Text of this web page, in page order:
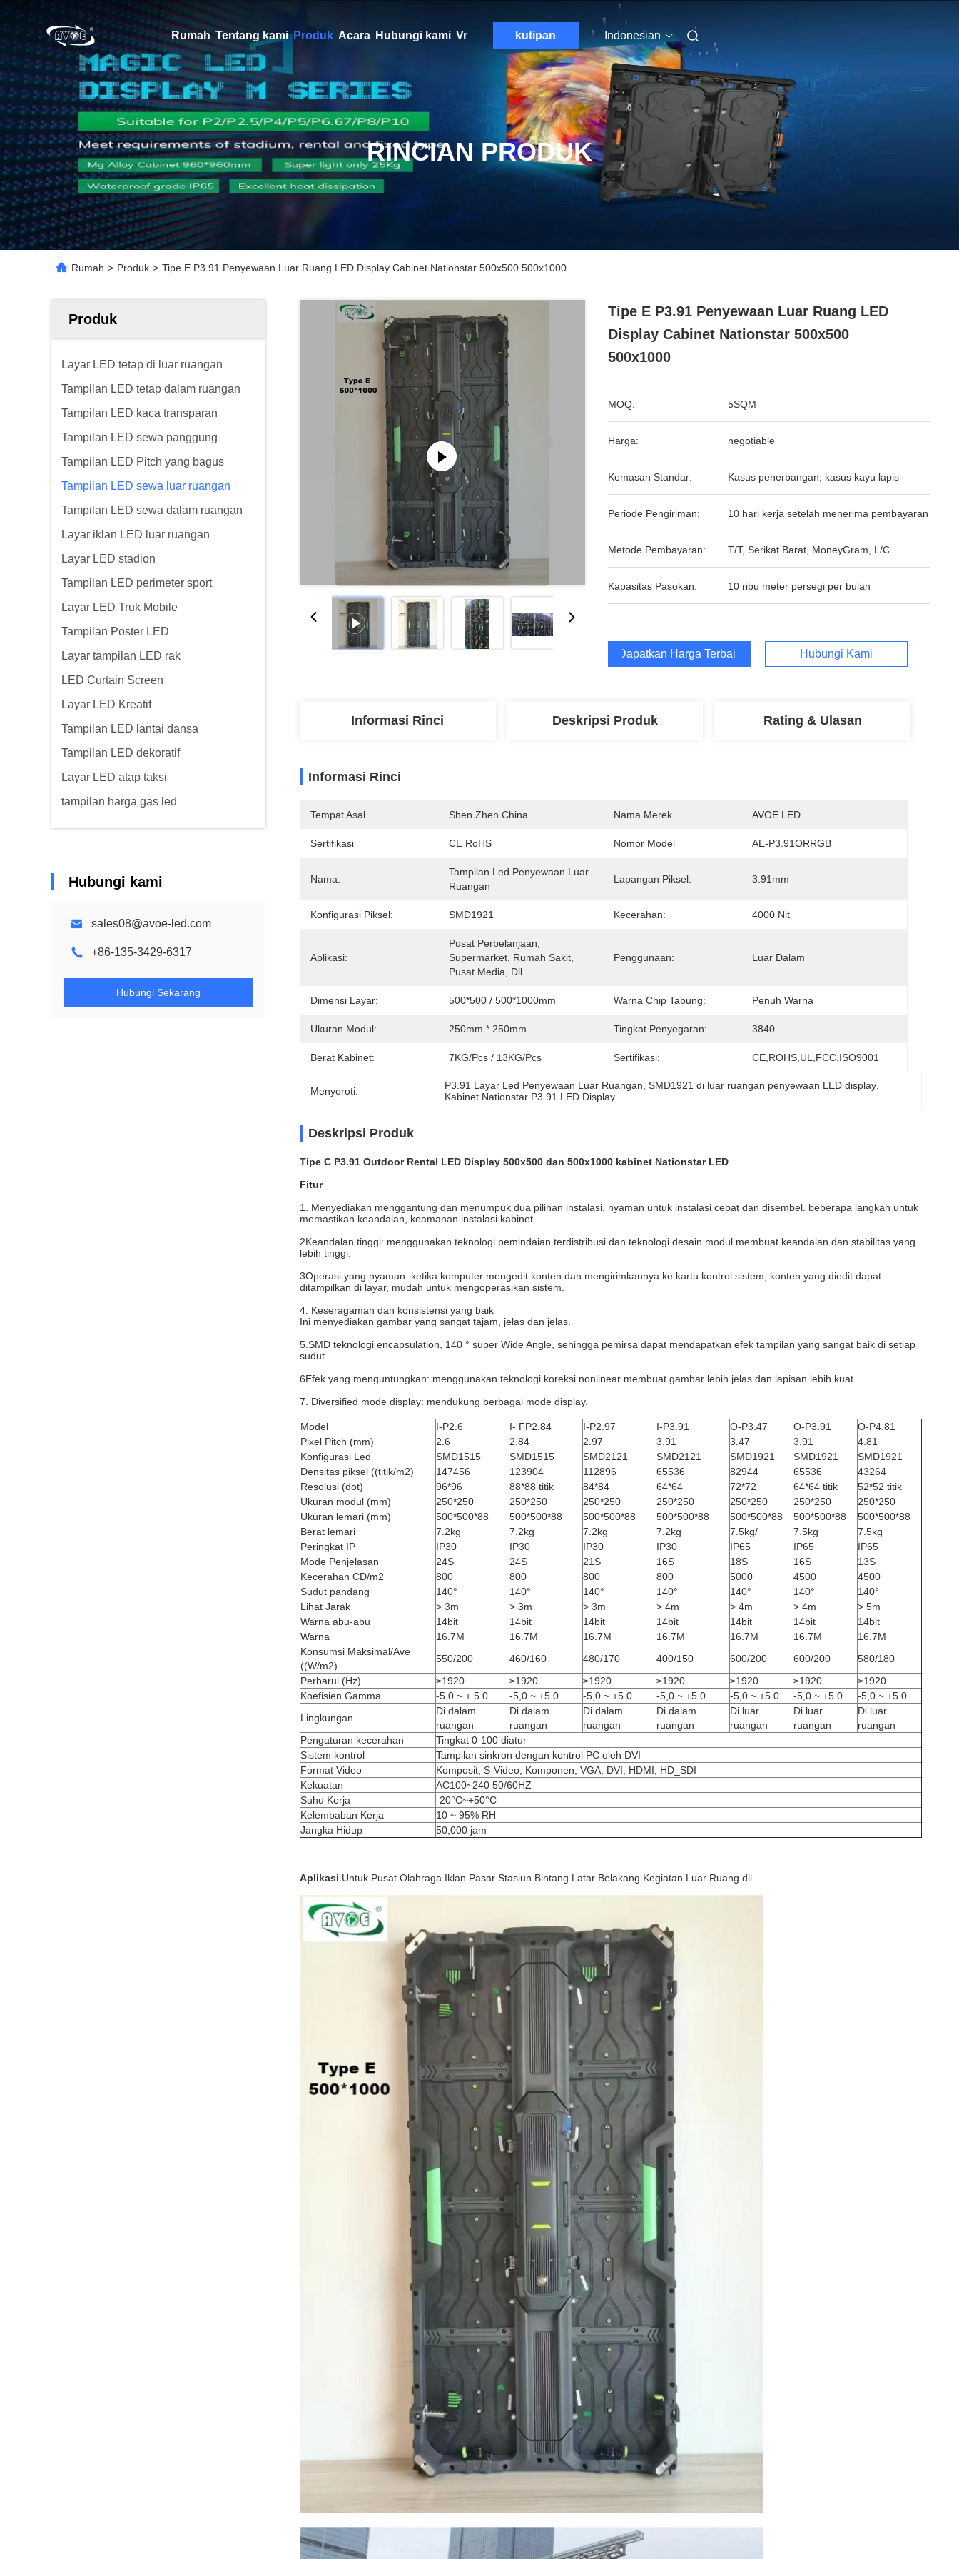
Rumah Tentang kami Produk Acara Hubungi kami Vr kutipan Indonesian
RINCIAN PRODUK
Rumah > Produk > Tipe E P3.91 Penyewaan Luar Ruang LED Display Cabinet Nationstar 500x500 500x1000
Produk
Layar LED tetap di luar ruangan
Tampilan LED tetap dalam ruangan
Tampilan LED kaca transparan
Tampilan LED sewa panggung
Tampilan LED Pitch yang bagus
Tampilan LED sewa luar ruangan
Tampilan LED sewa dalam ruangan
Layar iklan LED luar ruangan
Layar LED stadion
Tampilan LED perimeter sport
Layar LED Truk Mobile
Tampilan Poster LED
Layar tampilan LED rak
LED Curtain Screen
Layar LED Kreatif
Tampilan LED lantai dansa
Tampilan LED dekoratif
Layar LED atap taksi
tampilan harga gas led
Hubungi kami
sales08@avoe-led.com
+86-135-3429-6317
Hubungi Sekarang
Tipe E P3.91 Penyewaan Luar Ruang LED
Display Cabinet Nationstar 500x500
500x1000
MOQ: 5SQM
Harga: negotiable
Kemasan Standar: Kasus penerbangan, kasus kayu lapis
Periode Pengiriman: 10 hari kerja setelah menerima pembayaran
Metode Pembayaran: T/T, Serikat Barat, MoneyGram, L/C
Kapasitas Pasokan: 10 ribu meter persegi per bulan
Dapatkan Harga Terbaik Hubungi Kami
Informasi Rinci Deskripsi Produk Rating & Ulasan
Informasi Rinci
Tempat Asal Shen Zhen China Nama Merek AVOE LED
Sertifikasi CE RoHS Nomor Model AE-P3.91ORRGB
Nama:
Tampilan Led Penyewaan Luar
Ruangan
Lapangan Piksel: 3.91mm
Konfigurasi Piksel: SMD1921 Kecerahan: 4000 Nit
Aplikasi:
Pusat Perbelanjaan,
Supermarket, Rumah Sakit,
Pusat Media, Dll.
Penggunaan: Luar Dalam
Dimensi Layar: 500*500 / 500*1000mm Warna Chip Tabung: Penuh Warna
Ukuran Modul: 250mm * 250mm Tingkat Penyegaran: 3840
Berat Kabinet: 7KG/pcs / 13KG/pcs Sertifikasi: CE,ROHS,UL,FCC,ISO9001
Menyoroti: P3.91 Layar Led Penyewaan Luar Ruangan , SMD1921 di luar ruangan penyewaan LED display
Kabinet Nationstar P3.91 LED Display
Deskripsi Produk
Tipe C P3.91 Outdoor Rental LED Display 500x500 dan 500x1000 kabinet Nationstar LED
Fitur
1. Menyediakan menggantung dan menumpuk dua pilihan instalasi. nyaman untuk instalasi cepat dan disembel. beberapa langkah untuk
memastikan keandalan, keamanan instalasi kabinet.
2Keandalan tinggi: menggunakan teknologi pemindaian terdistribusi dan teknologi desain modul membuat keandalan dan stabilitas yang
lebih tinggi.
3Operasi yang nyaman: ketika komputer mengedit konten dan mengirimkannya ke kartu kontrol sistem, konten yang diedit dapat
ditampilkan di layar, mudah untuk mengoperasikan sistem.
4. Keseragaman dan konsistensi yang baik
Ini menyediakan gambar yang sangat tajam, jelas dan jelas.
5.SMD teknologi encapsulation, 140 ° super Wide Angle, sehingga pemirsa dapat mendapatkan efek tampilan yang sangat baik di setiap
sudut
6Efek yang menguntungkan: menggunakan teknologi koreksi nonlinear membuat gambar lebih jelas dan lapisan lebih kuat.
7. Diversified mode display: mendukung berbagai mode display.
Model I-P2.6 I- FP2.84 I-P2.97 I-P3.91 O-P3.47 O-P3.91
O-P4.81
Pixel Pitch (mm)
2.6 2.84 2.97 3.91 3.47 3.91
4.81
Konfigurasi Led
SMD1515 SMD1515 SMD2121 SMD2121 SMD1921 SMD1921
SMD1921
Densitas piksel ((titik/m2)
147456 123904 112896 65536 82944 65536
43264
Resolusi (dot)
96*96 88*88 titik 84*84 64*64 72*72 64*64 titik
52*52 titik
Ukuran modul (mm)
250*250 250*250 250*250 250*250 250*250 250*250
250*250
Ukuran lemari (mm)
500*500*88 500*500*88 500*500*88 500*500*88 500*500*88 500*500*88
500*500*88
Berat lemari
7.2kg 7.2kg 7.2kg 7.2kg 7.5kg/ 7.5kg
7.5kg
Peringkat IP
IP30 IP30 IP30 IP30 IP65 IP65
IP65
Mode Penjelasan
24S 24S 21S 16S 18S 16S
13S
Kecerahan CD/m2
800 800 800 800 5000 4500
4500
Sudut pandang
140° 140° 140° 140° 140° 140°
140°
Lihat Jarak
> 3m > 3m > 3m > 4m > 4m > 4m
> 5m
Warna abu-abu
14bit 14bit 14bit 14bit 14bit 14bit
14bit
Warna
16.7M 16.7M 16.7M 16.7M 16.7M 16.7M
16.7M
Konsumsi Maksimal/Ave
((W/m2)
550/200 460/160 480/170 400/150 600/200 600/200
580/180
Perbarui (Hz)
≥1920 ≥1920 ≥1920 ≥1920 ≥1920 ≥1920
≥1920
Koefisien Gamma
-5.0 ~ + 5.0 -5,0 ~ +5.0 -5,0 ~ +5.0 -5,0 ~ +5.0 -5,0 ~ +5.0 -5,0 ~ +5.0
-5,0 ~ +5.0
Lingkungan
Di dalam
ruangan
Di dalam
ruangan
Di dalam
ruangan
Di dalam
ruangan
Di luar
ruangan
Di luar
ruangan
Di luar
ruangan
Pengaturan kecerahan
Tingkat 0-100 diatur
Sistem kontrol
Tampilan sinkron dengan kontrol PC oleh DVI
Format Video
Komposit, S-Video, Komponen, VGA, DVI, HDMI, HD_SDI
Kekuatan
AC100~240 50/60HZ
Suhu Kerja
-20°C~+50°C
Kelembaban Kerja
10 ~ 95% RH
Jangka Hidup
50,000 jam
Aplikasi:Untuk Pusat Olahraga Iklan Pasar Stasiun Bintang Latar Belakang Kegiatan Luar Ruang dll.